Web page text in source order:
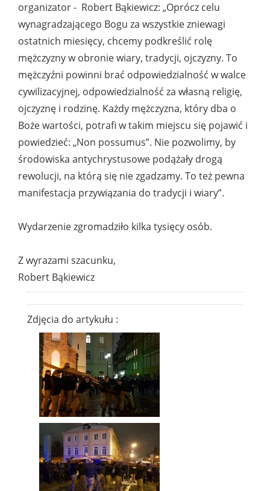
organizator - Robert Bąkiewicz: „Oprócz celu
wynagradzającego Bogu za wszystkie zniewagi
ostatnich miesięcy, chcemy podkreślić rolę
mężczyzny w obronie wiary, tradycji, ojczyzny. To
mężczyźni powinni brać odpowiedzialność w walce
cywilizacyjnej, odpowiedzialność za własną religię,
ojczyznę i rodzinę. Każdy mężczyzna, który dba o
Boże wartości, potrafi w takim miejscu się pojawić i
powiedzieć: „Non possumus”. Nie pozwolimy, by
środowiska antychrystusowe podążały drogą
rewolucji, na którą się nie zgadzamy. To też pewna
manifestacja przywiązania do tradycji i wiary”.
Wydarzenie zgromadziło kilka tysięcy osób.
Z wyrazami szacunku,
Robert Bąkiewicz
Zdjęcia do artykułu :